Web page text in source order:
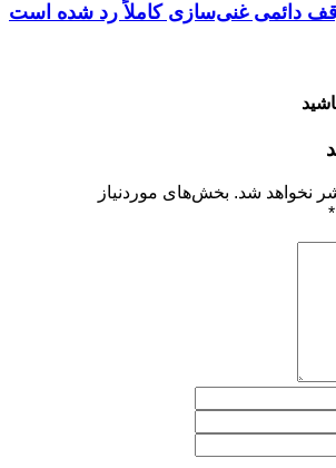
دائمی غنی‌سازی کاملاً رد شده است
نخواهد شد. بخش‌های موردنیاز
*